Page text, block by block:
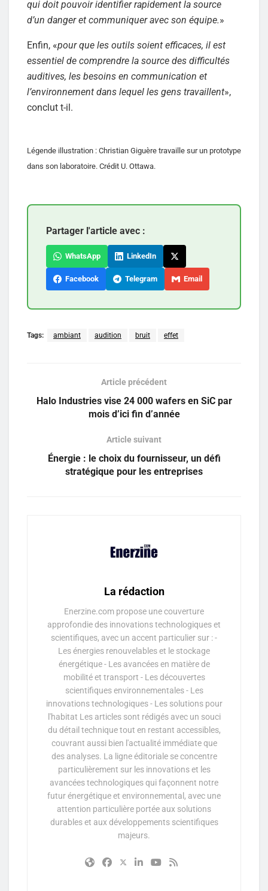
qui doit pouvoir identifier rapidement la source
d’un danger et communiquer avec son équipe.»
Enfin, «pour que les outils soient efficaces, il est
essentiel de comprendre la source des difficultés
auditives, les besoins en communication et
l’environnement dans lequel les gens travaillent»,
conclut t-il.
Légende illustration : Christian Giguère travaille sur un prototype
dans son laboratoire. Crédit U. Ottawa.
Partager l'article avec :
WhatsApp LinkedIn
Facebook Telegram Email
Tags: ambiant audition bruit effet
Article précédent
Halo Industries vise 24 000 wafers en SiC par
mois d’ici fin d’année
Article suivant
Énergie : le choix du fournisseur, un défi
stratégique pour les entreprises
La rédaction
Enerzine.com propose une couverture
approfondie des innovations technologiques et
scientifiques, avec un accent particulier sur : -
Les énergies renouvelables et le stockage
énergétique - Les avancées en matière de
mobilité et transport - Les découvertes
scientifiques environnementales - Les
innovations technologiques - Les solutions pour
l'habitat Les articles sont rédigés avec un souci
du détail technique tout en restant accessibles,
couvrant aussi bien l'actualité immédiate que
des analyses. La ligne éditoriale se concentre
particulièrement sur les innovations et les
avancées technologiques qui façonnent notre
futur énergétique et environnemental, avec une
attention particulière portée aux solutions
durables et aux développements scientifiques
majeurs.